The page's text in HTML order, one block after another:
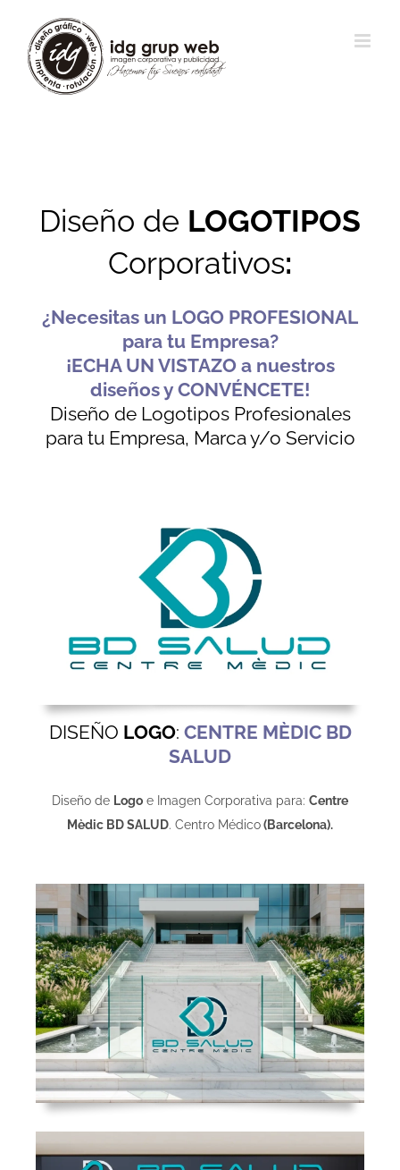
Diseño de LOGOTIPOS
Corporativos:
¿Necesitas un LOGO PROFESIONAL
para tu Empresa?
¡ECHA UN VISTAZO a nuestros
diseños y CONVÉNCETE!
Diseño de Logotipos Profesionales
para tu Empresa, Marca y/o Servicio
DISEÑO LOGO: CENTRE MÈDIC BD
SALUD
Diseño de Logo e Imagen Corporativa para: Centre
Mèdic BD SALUD. Centro Médico(Barcelona).